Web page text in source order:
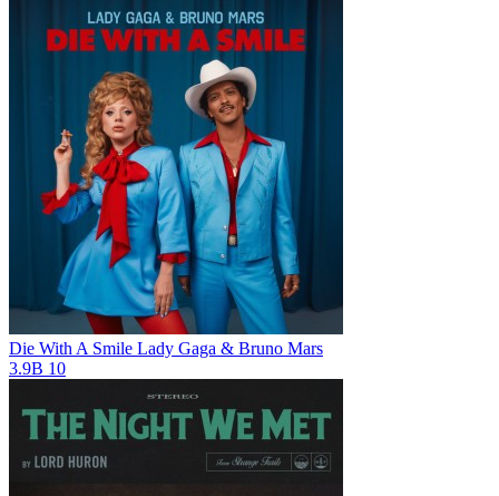
Die With A Smile Lady Gaga & Bruno Mars
3.9B 10